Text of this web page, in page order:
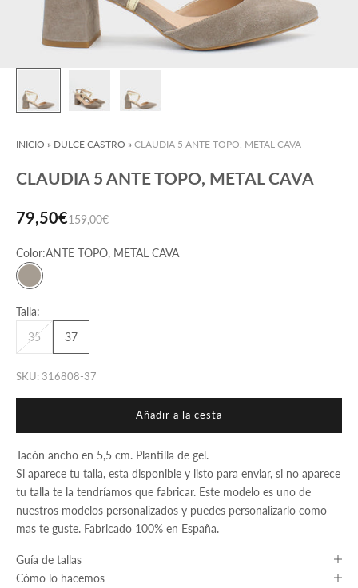
INICIO » DULCE CASTRO » CLAUDIA 5 ANTE TOPO, METAL CAVA
CLAUDIA 5 ANTE TOPO, METAL CAVA
Precio de oferta
79,50€Precio normal
159,00€
Color:ANTE TOPO, METAL CAVA
ANTE TOPO, METAL CAVA
Talla:
35
37
SKU: 316808-37
Añadir a la cesta
Tacón ancho en 5,5 cm. Plantilla de gel.
Si aparece tu talla, esta disponible y listo para enviar, si no aparece
tu talla te la tendríamos que fabricar. Este modelo es uno de
nuestros modelos personalizados y puedes personalizarlo como
mas te guste. Fabricado 100% en España.
Guía de tallas
Cómo lo hacemos